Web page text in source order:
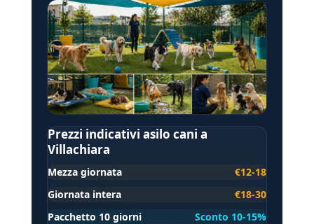
Prezzi indicativi asilo cani a
Villachiara
Mezza giornata
€12-18
Giornata intera
€18-30
Pacchetto 10 giorni
Sconto 10-15%